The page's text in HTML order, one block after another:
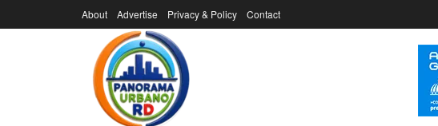
About Advertise Privacy & Policy Contact